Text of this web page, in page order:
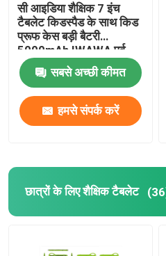
छात्रों के लिए शैक्षिक टैबलेट
7 इंच टैबलेट पीसी
8 इंच टैबलेट पीसी
10 इंच टैबलेट पीसी
सी आइडिया शैक्षिक 7 इंच
टैबलेट किडस्पैड के साथ किड
प्रूफ केस बड़ी बैटरी
5000mAh IWAWA पूर्व
स्थापित CM80Red
सबसे अच्छी कीमत
हमसे संपर्क करें
छात्रों के लिए शैक्षिक टैबलेट